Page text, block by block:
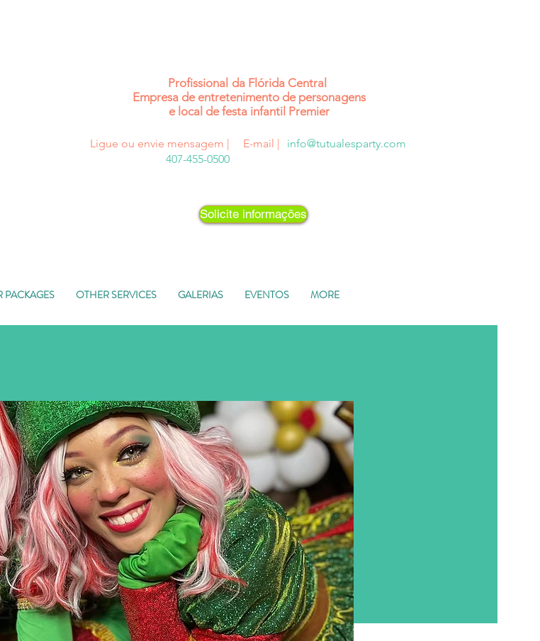
Profissional da Flórida Central
Empresa de entretenimento de personagens
e local de festa infantil Premier
Ligue ou envie mensagem |
407-455-0500
E-mail | info@tutualesparty.com
Solicite informações
PACKAGES OTHER SERVICES GALERIAS EVENTOS MORE